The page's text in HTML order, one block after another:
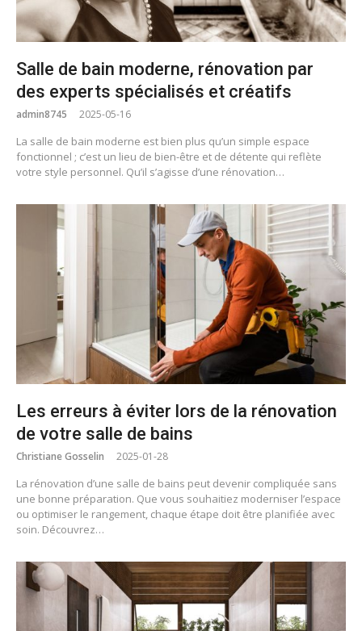
Salle de bain moderne, rénovation par
des experts spécialisés et créatifs
admin8745 2025-05-16
La salle de bain moderne est bien plus qu’un simple espace
fonctionnel ; c’est un lieu de bien-être et de détente qui reflète
votre style personnel. Qu’il s’agisse d’une rénovation…
Les erreurs à éviter lors de la rénovation
de votre salle de bains
Christiane Gosselin 2025-01-28
La rénovation d’une salle de bains peut devenir compliquée sans
une bonne préparation. Que vous souhaitiez moderniser l’espace
ou optimiser le rangement, chaque étape doit être planifiée avec
soin. Découvrez…